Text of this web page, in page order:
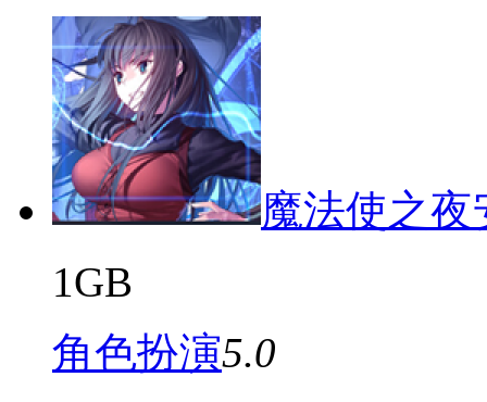
魔法使之夜
1GB
角色扮演5.0